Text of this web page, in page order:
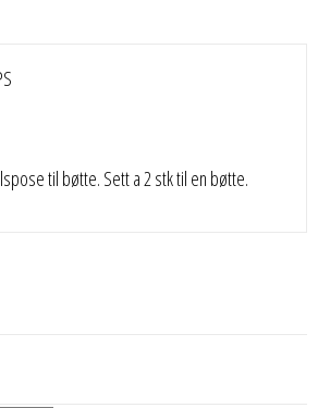
til bøtte. Sett a 2 stk til en bøtte.